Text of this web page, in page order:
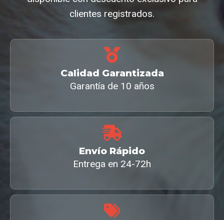
clientes registrados.
Calidad Garantizada
Garantía de 10 años
Envío Rápido
Entrega en 24-72h